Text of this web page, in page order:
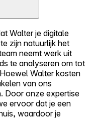
Walter je digitale
zijn natuurlijk het
neemt werk uit
te analyseren om tot
Walter kosten
van ons
Door onze expertise
ervoor dat je een
waardoor je